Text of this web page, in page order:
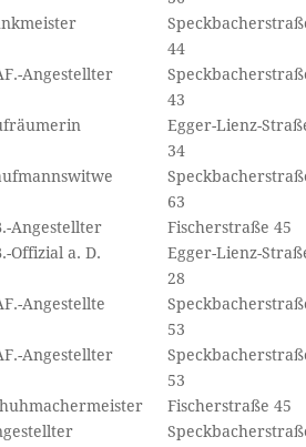
44
Angestellter
43
Egger-Lienz-
34
63
Angestellter
Fischerstraße 45
Offizial a. D.
Egger-Lienz-
28
Angestellte
53
Angestellter
53
Fischerstraße 45